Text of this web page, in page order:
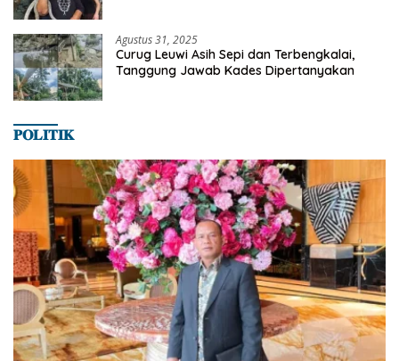
Agustus 31, 2025
Curug Leuwi Asih Sepi dan Terbengkalai,
Tanggung Jawab Kades Dipertanyakan
𝐏𝐎𝐋𝐈𝐓𝐈𝐊